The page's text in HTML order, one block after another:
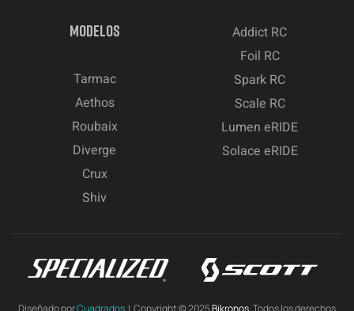
MODELOS
Tarmac
Aethos
Roubaix
Diverge
Crux
Shiv
Addict RC
Foil RC
Spark RC
Scale RC
Lumen eRIDE
Solace eRIDE